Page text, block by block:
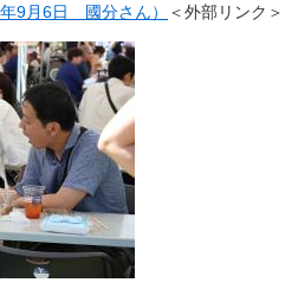
9月6日 國分さん） ＜外部リンク＞